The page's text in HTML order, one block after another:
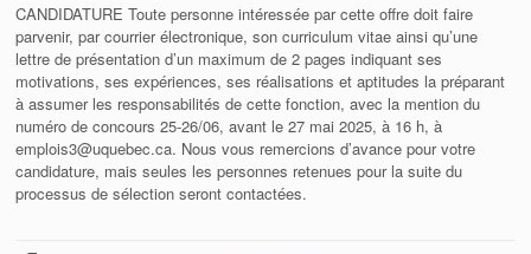
CANDIDATURE Toute personne intéressée par cette offre doit faire
parvenir, par courrier électronique, son curriculum vitae ainsi qu’une
lettre de présentation d’un maximum de 2 pages indiquant ses
motivations, ses expériences, ses réalisations et aptitudes la préparant
à assumer les responsabilités de cette fonction, avec la mention du
numéro de concours 25-26/06, avant le 27 mai 2025, à 16 h, à
emplois3@uquebec.ca. Nous vous remercions d’avance pour votre
candidature, mais seules les personnes retenues pour la suite du
processus de sélection seront contactées.